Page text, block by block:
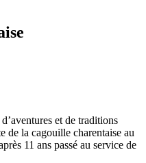
et de traditions
de la cagouille charentaise au
11 ans passé au service de